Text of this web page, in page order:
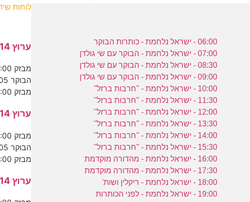
06:00 - ישראל נלחמת - כותרות הבוקר
07:00 - ישראל נלחמת - הבוקר עם שי גולדן
08:30 - ישראל נלחמת - הבוקר עם שי גולדן
09:00 - ישראל נלחמת - הבוקר עם שי גולדן
10:00 - ישראל נלחמת - ''חרבות ברזל''
11:30 - ישראל נלחמת - ''חרבות ברזל''
12:00 - ישראל נלחמת - ''חרבות ברזל''
13:30 - ישראל נלחמת - ''חרבות ברזל''
14:00 - ישראל נלחמת - ''חרבות ברזל''
15:30 - ישראל נלחמת - ''חרבות ברזל''
16:00 - ישראל נלחמת - מהדורה מוקדמת
17:30 - ישראל נלחמת - מהדורה מוקדמת
18:00 - ישראל נלחמת - ריקלין ושות'
19:00 - ישראל נלחמת - לפני הכותרות
לוחות
ערוץ 14 06-08-2026
מבזק 07:00 - 07:05 מבזק. כ' עב'. כ' סמ'. שידור חי.
ערוץ 14 05-08-2026
מבזק 07:00 - 07:05 מבזק. כ' עב'. כ' סמ'. שידור חי.
ערוץ 14 04-08-2026